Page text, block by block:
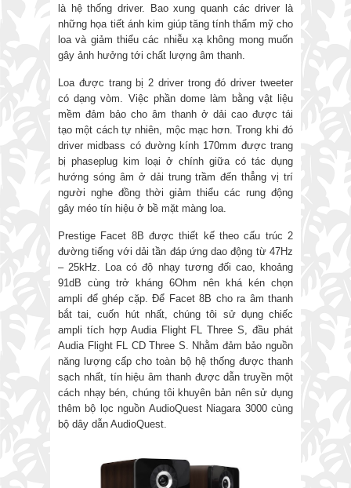
là hệ thống driver. Bao xung quanh các driver là
những họa tiết ánh kim giúp tăng tính thẩm mỹ cho
loa và giảm thiểu các nhiễu xạ không mong muốn
gây ảnh hưởng tới chất lượng âm thanh.
Loa được trang bị 2 driver trong đó driver tweeter
có dạng vòm. Việc phần dome làm bằng vật liệu
mềm đảm bảo cho âm thanh ở dải cao được tái
tạo một cách tự nhiên, mộc mạc hơn. Trong khi đó
driver midbass có đường kính 170mm được trang
bị phaseplug kim loại ở chính giữa có tác dụng
hướng sóng âm ở dải trung trầm đến thẳng vị trí
người nghe đồng thời giảm thiểu các rung động
gây méo tín hiệu ở bề mặt màng loa.
Prestige Facet 8B được thiết kế theo cấu trúc 2
đường tiếng với dải tần đáp ứng dao động từ 47Hz
– 25kHz. Loa có độ nhạy tương đối cao, khoảng
91dB cùng trở kháng 6Ohm nên khá kén chọn
ampli để ghép cặp. Để Facet 8B cho ra âm thanh
bắt tai, cuốn hút nhất, chúng tôi sử dụng chiếc
ampli tích hợp Audia Flight FL Three S, đầu phát
Audia Flight FL CD Three S. Nhằm đảm bảo nguồn
năng lượng cấp cho toàn bộ hệ thống được thanh
sạch nhất, tín hiệu âm thanh được dẫn truyền một
cách nhạy bén, chúng tôi khuyên bản nên sử dụng
thêm bộ lọc nguồn AudioQuest Niagara 3000 cùng
bộ dây dẫn AudioQuest.